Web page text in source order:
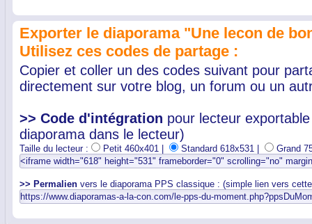
Exporter le diaporama "Une lecon de
Utilisez ces codes de partage :
Copier et coller un des codes suivant pour
directement sur votre blog, un forum ou un
>> Code d'intégration pour lecteur
diaporama dans le lecteur)
Taille du lecteur : Petit 460x401 | Standard 618x531 | Grand
>> Permalien vers le diaporama PPS classique : (simple lien vers